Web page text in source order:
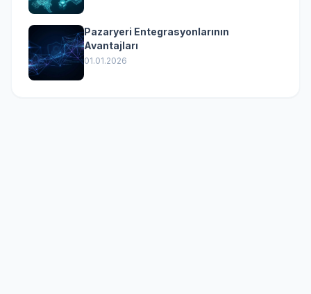
Pazaryeri Entegrasyonlarının
Avantajları
01.01.2026